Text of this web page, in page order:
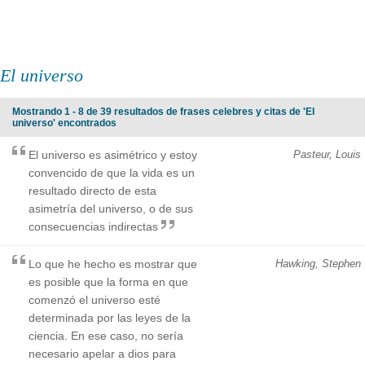
El universo
Mostrando 1 - 8 de 39 resultados de frases celebres y citas de 'El
universo' encontrados
Pasteur, Louis
El universo es asimétrico y estoy
convencido de que la vida es un
resultado directo de esta
asimetría del universo, o de sus
consecuencias indirectas
Hawking, Stephen
Lo que he hecho es mostrar que
es posible que la forma en que
comenzó el universo esté
determinada por las leyes de la
ciencia. En ese caso, no sería
necesario apelar a dios para